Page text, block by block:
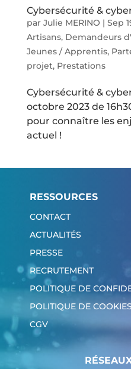
Cybersécurité &
par Julie MERINO | Sep
Artisans, Demandeurs
Jeunes / Apprentis,
projet, Prestations
Cybersécurité &
octobre 2023 de
pour connaître les
actuel !
RESSOURCES
CONTACT
ACTUALITÉS
PRESSE
RECRUTEMENT
POLITIQUE DE
POLITIQUE DE
CGV